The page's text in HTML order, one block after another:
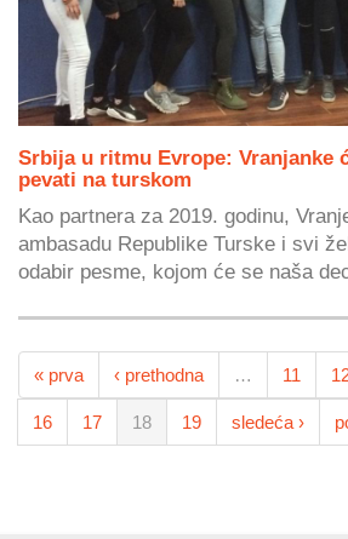
Srbija u ritmu Evrope: Vranjanke
pevati na turskom
Kao partnera za 2019. godinu,
ambasadu Republike Turske i svi
odabir pesme, kojom će se naša
« prva ‹ prethodna … 11
16 17 18 19 sledeća ›